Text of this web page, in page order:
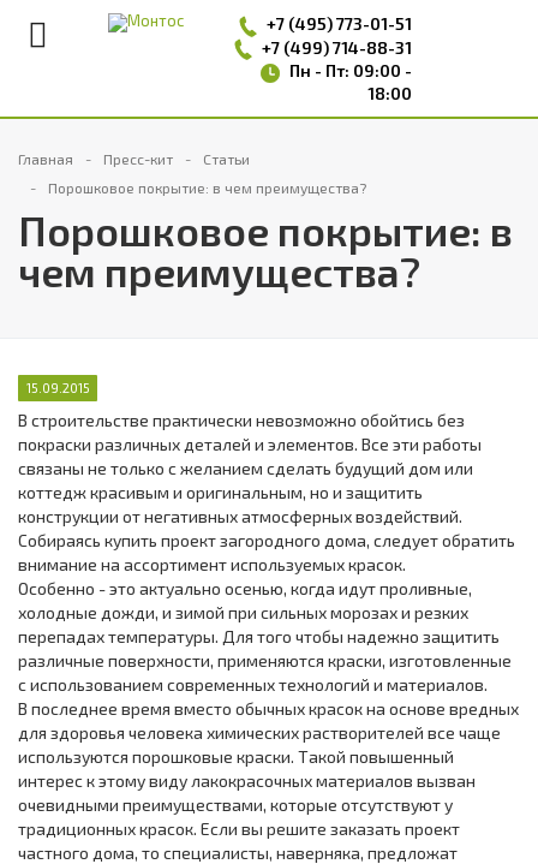
+7 (495)773-01-51
+7 (499) 714-88-31
Пн - Пт: 09:00 -
18:00
Главная Пресс-кит
Статьи
Порошковое покрытие: в чем преимущества?
Порошковое покрытие: в
чем преимущества?
15.09.2015
В строительстве практически невозможно обойтись без
покраски различных деталей и элементов. Все эти работы
связаны не только с желанием сделать будущий дом или
коттедж красивым и оригинальным, но и защитить
конструкции от негативных атмосферных воздействий.
Собираясь купить проект загородного дома, следует обратить
внимание на ассортимент используемых красок.
Особенно - это актуально осенью, когда идут проливные,
холодные дожди, и зимой при сильных морозах и резких
перепадах температуры. Для того чтобы надежно защитить
различные поверхности, применяются краски, изготовленные
с использованием современных технологий и материалов.
В последнее время вместо обычных красок на основе вредных
для здоровья человека химических растворителей все чаще
используются порошковые краски. Такой повышенный
интерес к этому виду лакокрасочных материалов вызван
очевидными преимуществами, которые отсутствуют у
традиционных красок. Если вы решите заказать проект
частного дома, то специалисты, наверняка, предложат